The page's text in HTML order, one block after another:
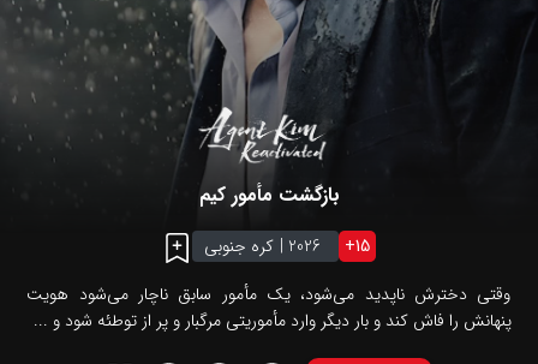
بازگشت مأمور کیم
15
+
2026
| کره جنوبی
وقتی دخترش ناپدید می‌شود، یک مأمور سابق ناچار می‌شود هویت
پنهانش را فاش کند و بار دیگر وارد مأموریتی مرگبار و پر از توطئه شود و ...